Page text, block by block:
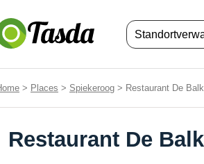
> Places > Spiekeroog > Restaurant De
Restaurant De